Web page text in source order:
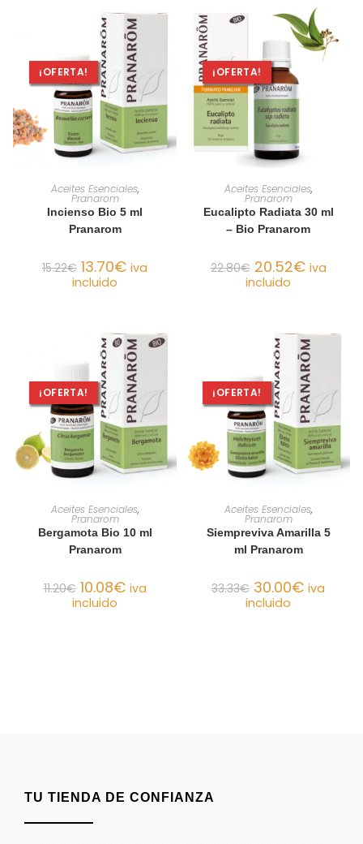
¡OFERTA!
AÑADIR AL CARRITO
Aceites Esenciales,
Pranarom
Incienso Bio 5 ml
Pranarom
15.22€ 13.70€ iva
incluido
¡OFERTA!
AÑADIR AL CARRITO
Aceites Esenciales,
Pranarom
Eucalipto Radiata 30 ml
– Bio Pranarom
22.80€ 20.52€ iva
incluido
¡OFERTA!
AÑADIR AL CARRITO
Aceites Esenciales,
Pranarom
Bergamota Bio 10 ml
Pranarom
11.20€ 10.08€ iva
incluido
¡OFERTA!
AÑADIR AL CARRITO
Aceites Esenciales,
Pranarom
Siempreviva Amarilla 5
ml Pranarom
33.33€ 30.00€ iva
incluido
TU TIENDA DE CONFIANZA